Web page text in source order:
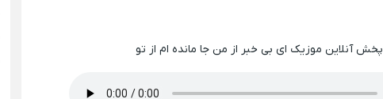
پخش آنلاین موزیک ای بی خبر از من جا مانده ام از تو